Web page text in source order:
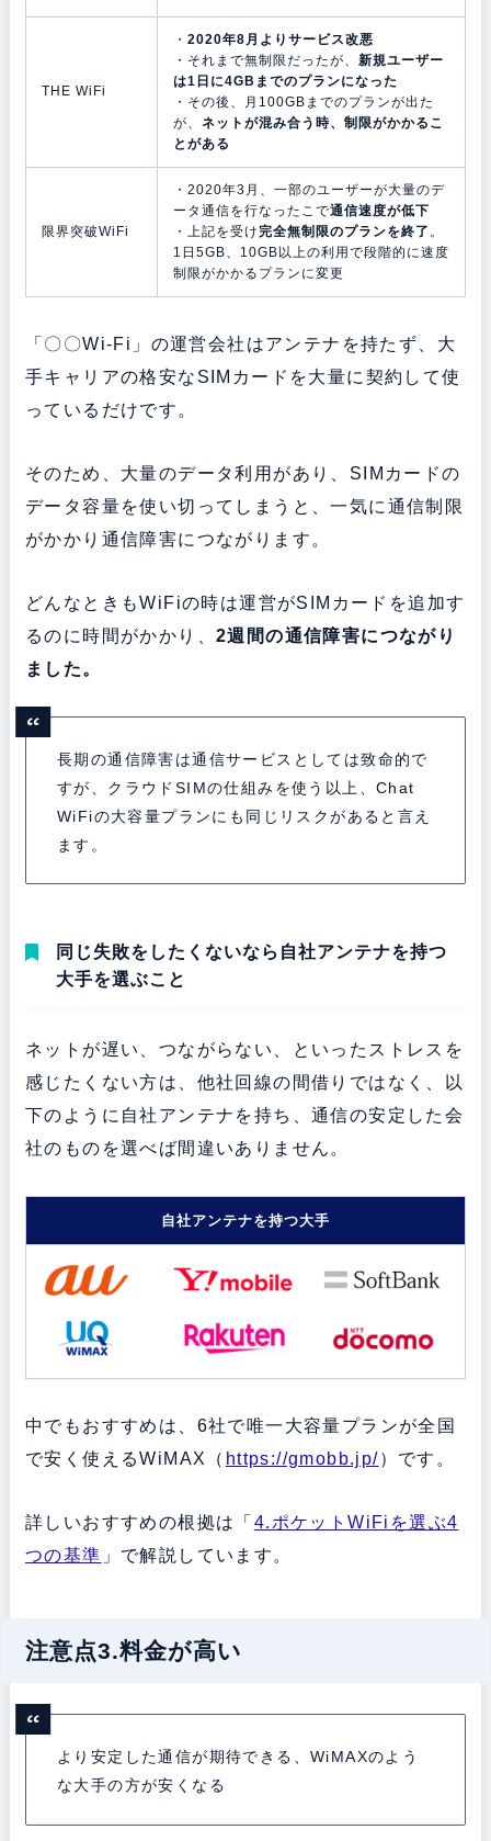
THE WiFi
・ 2020年8月よりサービス改悪
・それまで無制限だったが、 新規ユーザー
は1日に4GBまでのプランになった
・その後、月100GBまでのプランが出た
が、 ネットが混み合う時、制限がかかるこ
とがある
限界突破WiFi
・2020年3月、一部のユーザーが大量のデ
ータ通信を行なったこで通信速度が低下
・上記を受け完全無制限のプランを終了 。
1日5GB、10GB以上の利用で段階的に速度
制限がかかるプランに変更
「〇〇Wi-Fi」の運営会社はアンテナを持たず、大
手キャリアの格安なSIMカードを大量に契約して使
っているだけです。
そのため、大量のデータ利用があり、SIMカードの
データ容量を使い切ってしまうと、一気に通信制限
がかかり通信障害につながります。
どんなときもWiFiの時は運営がSIMカードを追加す
るのに時間がかかり、 2週間の通信障害につながり
ました。
長期の通信障害は通信サービスとしては致命的で
すが、クラウドSIMの仕組みを使う以上、Chat
WiFiの大容量プランにも同じリスクがあると言え
ます。
同じ失敗をしたくないなら自社アンテナを持つ
大手を選ぶこと
ネットが遅い、つながらない、といったストレスを
感じたくない方は、他社回線の間借りではなく、以
下のように自社アンテナを持ち、通信の安定した会
社のものを選べば間違いありません。
自社アンテナを持つ大手
中でもおすすめは、6社で唯一大容量プランが全国
で安く使えるWiMAX（ https://gmobb.jp/）です。
詳しいおすすめの根拠は「 4.ポケットWiFiを選ぶ4
つの基準 」で解説しています。
注意点3.料金が高い
より安定した通信が期待できる、WiMAXのよう
な大手の方が安くなる